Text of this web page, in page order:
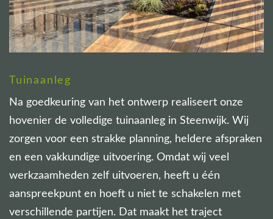
Tuinaanleg
Na goedkeuring van het ontwerp realiseert onze
hovenier de volledige tuinaanleg in Steenwijk. Wij
zorgen voor een strakke planning, heldere afspraken
en een vakkundige uitvoering. Omdat wij veel
werkzaamheden zelf uitvoeren, heeft u één
aanspreekpunt en hoeft u niet te schakelen met
verschillende partijen. Dat maakt het traject